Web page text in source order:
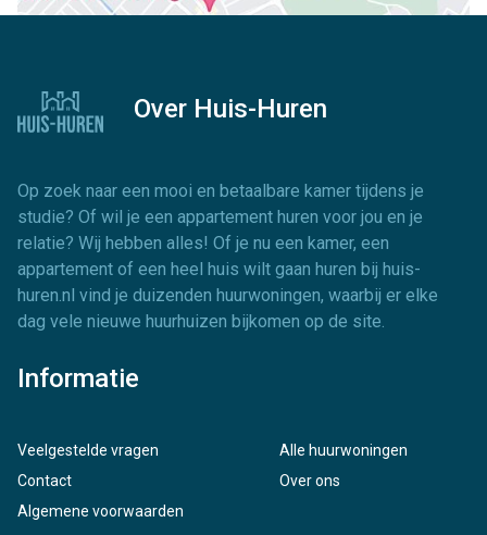
Over Huis-Huren
Op zoek naar een mooi en betaalbare kamer tijdens je
studie? Of wil je een appartement huren voor jou en je
relatie? Wij hebben alles! Of je nu een kamer, een
appartement of een heel huis wilt gaan huren bij huis-
huren.nl vind je duizenden huurwoningen, waarbij er elke
dag vele nieuwe huurhuizen bijkomen op de site.
Informatie
Veelgestelde vragen
Contact
Algemene voorwaarden
Alle huurwoningen
Over ons